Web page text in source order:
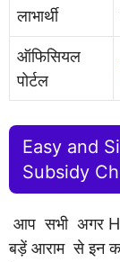
लाभार्थी
ऑफिसियल
पोर्टल
Easy and
Subsidy
आप सभी अगर
बड़ें आराम से इन